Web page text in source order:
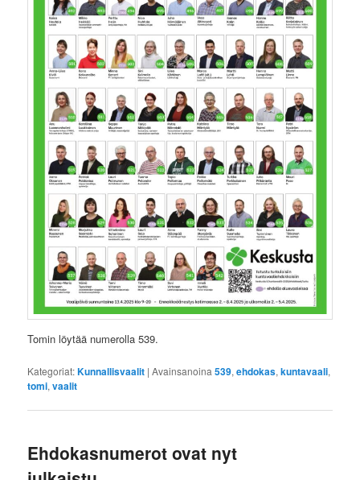
Tomin löytää numerolla 539.
Kategoriat:Kunnallisvaalit |Avainsanoina 539,ehdokas,kuntavaali,
tomi,vaalit
Ehdokasnumerot ovat nyt